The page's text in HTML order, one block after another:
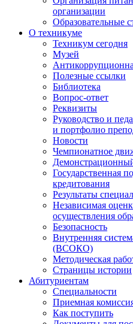
организации
Образовательные
О техникуме
Техникум сегодня
Музей
Полезные ссылки
Библиотека
Вопрос-ответ
Реквизиты
Руководство и
и портфолио
Новости
Чемпионатное
Государственная
кредитования
Результаты
Независимая
осуществления
Безопасность
Внутренняя
(ВСОКО)
Методическая
Страницы истории
Абитуриентам
Специальности
Приемная
Как поступить